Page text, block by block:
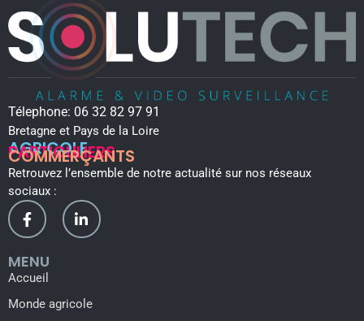
Télephone: 06 32 82 97 91
Bretagne et Pays de la Loire
AGRICOLE
PARTICULIERS
COMMERÇANTS
Retrouvez l’ensemble de notre actualité sur nos réseaux
sociaux :
MENU
Accueil
Monde agricole